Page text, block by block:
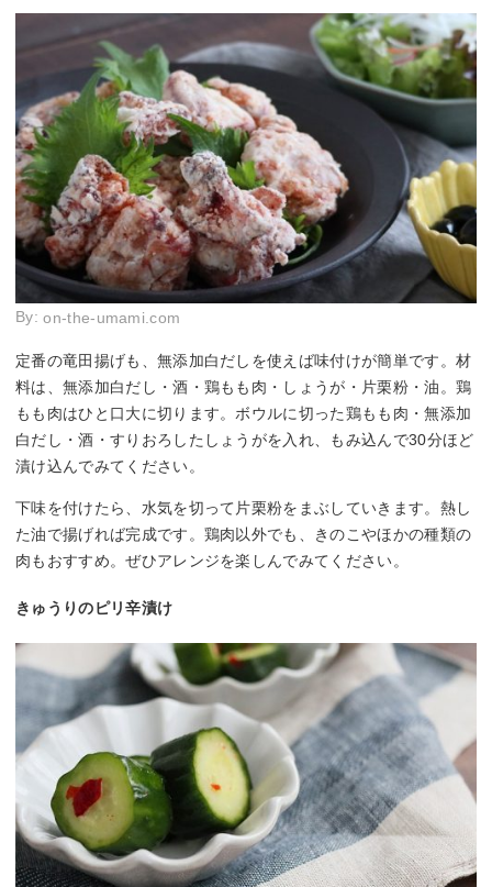
By:on-the-umami.com
定番の竜田揚げも、無添加白だしを使えば味付けが簡単です。材
料は、無添加白だし・酒・鶏もも肉・しょうが・片栗粉・油。鶏
もも肉はひと口大に切ります。ボウルに切った鶏もも肉・無添加
白だし・酒・すりおろしたしょうがを入れ、もみ込んで30分ほど
漬け込んでみてください。
下味を付けたら、水気を切って片栗粉をまぶしていきます。熱し
た油で揚げれば完成です。鶏肉以外でも、きのこやほかの種類の
肉もおすすめ。ぜひアレンジを楽しんでみてください。
きゅうりのピリ辛漬け